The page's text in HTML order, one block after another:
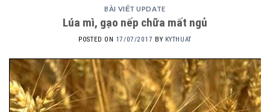
BÀI VIẾT UPDATE
Lúa mì, gạo nếp chữa mất ngủ
POSTED ON 17/07/2017 BY KYTHUAT